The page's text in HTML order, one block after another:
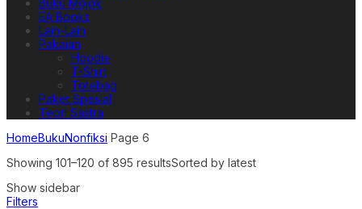
Buku Mojok
EA Books
Lain-Lain
Pakaian
Hoodie
T-Shirt
Totebag
Paket Spesial
Teori Sastra
HomeBukuNonfiksi Page 6
Showing 101–120 of 895 resultsSorted by latest
Show sidebar
Filters